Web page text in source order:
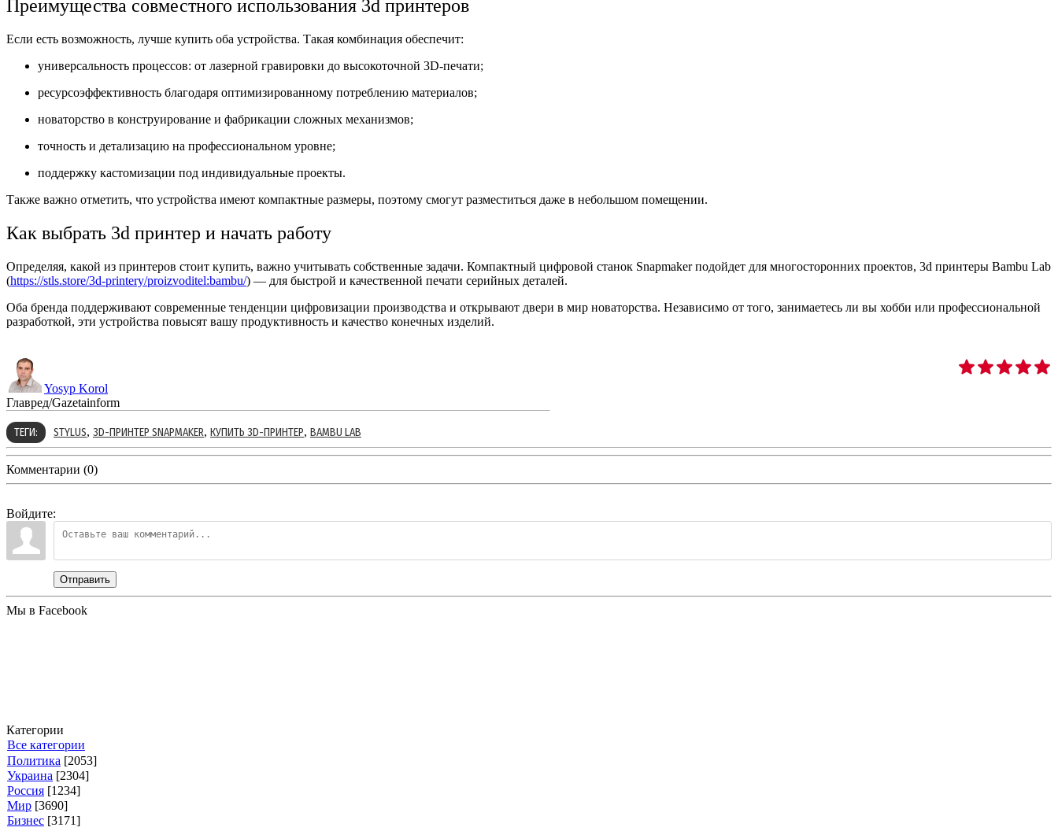
Преимущества совместного использования 3d принтеров
Если есть возможность, лучше купить оба устройства. Такая комбинация обеспечит:
универсальность процессов: от лазерной гравировки до высокоточной 3D-печати;
ресурсоэффективность благодаря оптимизированному потреблению материалов;
новаторство в конструирование и фабрикации сложных механизмов;
точность и детализацию на профессиональном уровне;
поддержку кастомизации под индивидуальные проекты.
Также важно отметить, что устройства имеют компактные размеры, поэтому смогут разместиться даже в небольшом помещении.
Как выбрать 3d принтер и начать работу
Определяя, какой из принтеров стоит купить, важно учитывать собственные задачи. Компактный цифровой станок Snapmaker подойдет для многосторонних проектов, 3d принтеры Bambu Lab
(https://stls.store/3d-printery/proizvoditel:bambu/) — для быстрой и качественной печати серийных деталей.
Оба бренда поддерживают современные тенденции цифровизации производства и открывают двери в мир новаторства. Независимо от того, занимаетесь ли вы хобби или профессиональной
разработкой, эти устройства повысят вашу продуктивность и качество конечных изделий.
Yosyp Korol
Главред/Gazetainform
ТЕГИ: STYLUS, 3D-ПРИНТЕР SNAPMAKER, КУПИТЬ 3D-ПРИНТЕР, BAMBU LAB
Комментарии (0)
Войдите:
Отправить
Мы в Facebook
Категории
Все категории
Политика [2053]
Украина [2304]
Россия [1234]
Мир [3690]
Бизнес [3171]